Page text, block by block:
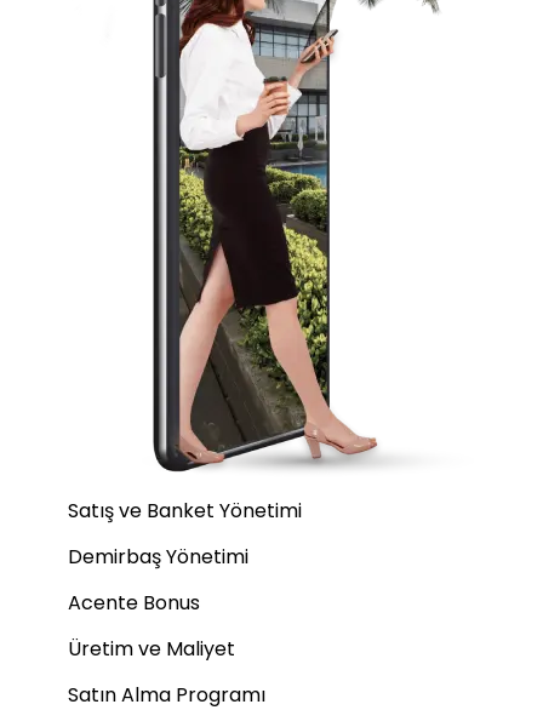
Satış ve Banket Yönetimi
Demirbaş Yönetimi
Acente Bonus
Üretim ve Maliyet
Satın Alma Programı